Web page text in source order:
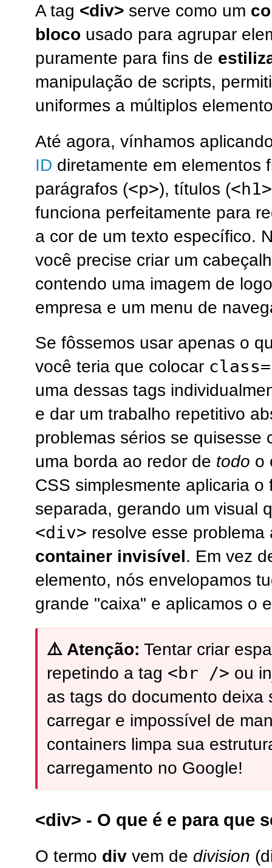
A tag <div> serve como um
bloco usado para agrupar
puramente para fins de
manipulação de scripts,
uniformes a múltiplos
Até agora, vínhamos
ID diretamente em elementos
parágrafos (<p>), títulos (<h1>
funciona perfeitamente para
a cor de um texto específico.
você precise criar um
contendo uma imagem de
empresa e um menu de
Se fôssemos usar apenas o
você teria que colocar
uma dessas tags
e dar um trabalho repetitivo
problemas sérios se quisesse
uma borda ao redor de todo o
CSS simplesmente aplicaria
separada, gerando um visual
<div> resolve esse
container invisível . Em vez
elemento, nós envelopamos
grande "caixa" e aplicamos o
⚠️ Atenção: Tentar criar
repetindo a tag <br /> ou
as tags do documento deixa
carregar e impossível de
containers limpa sua
carregamento no Google!
<div> - O que é e para que
O termo div vem de division